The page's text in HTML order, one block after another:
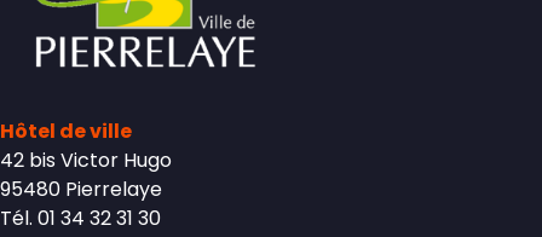
Hôtel de ville
42 bis Victor Hugo
95480 Pierrelaye
Tél. 01 34 32 31 30